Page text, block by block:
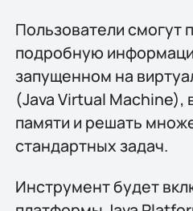
Пользователи смогут
подробную
запущенном на
(Java Virtual Machine),
памяти и решать
стандартных задач.
Инструмент будет